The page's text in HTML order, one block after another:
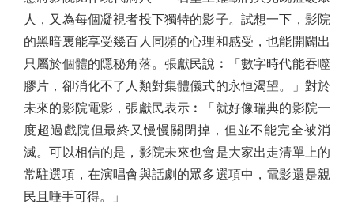
人，又為每個凝視者投下獨特的影子。試想一下，影院
的黑暗裏能享受幾百人同頻的心理和感受，也能開闢出
只屬於個體的隱秘角落。張獻民說︰「數字時代能吞噬
膠片，卻消化不了人類對集體儀式的永恒渴望。」對於
未來的影院電影，張獻民表示︰「就好像瑞典的影院一
度超過戲院但最終又慢慢關閉掉，但並不能完全被消
滅。可以相信的是，影院未來也會是大家出走清單上的
常駐選項，在演唱會與話劇的眾多選項中，電影還是親
民且唾手可得。」